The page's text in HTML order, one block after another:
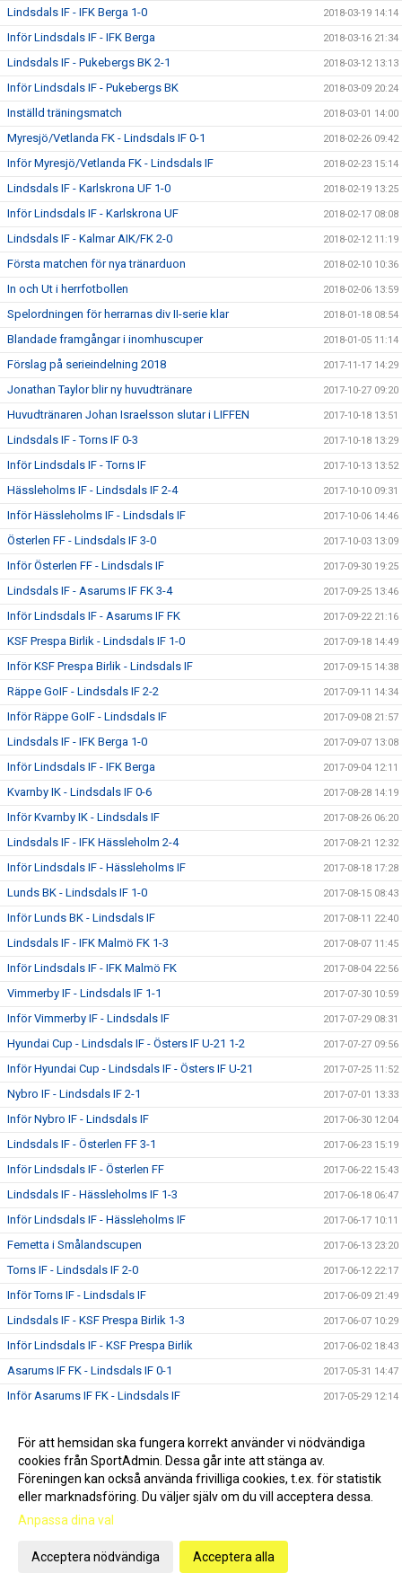
Lindsdals IF - IFK Berga 1-0 2018-03-19 14:14
Inför Lindsdals IF - IFK Berga 2018-03-16 21:34
Lindsdals IF - Pukebergs BK 2-1 2018-03-12 13:13
Inför Lindsdals IF - Pukebergs BK 2018-03-09 20:24
Inställd träningsmatch 2018-03-01 14:00
Myresjö/Vetlanda FK - Lindsdals IF 0-1 2018-02-26 09:42
Inför Myresjö/Vetlanda FK - Lindsdals IF 2018-02-23 15:14
Lindsdals IF - Karlskrona UF 1-0 2018-02-19 13:25
Inför Lindsdals IF - Karlskrona UF 2018-02-17 08:08
Lindsdals IF - Kalmar AIK/FK 2-0 2018-02-12 11:19
Första matchen för nya tränarduon 2018-02-10 10:36
In och Ut i herrfotbollen 2018-02-06 13:59
Spelordningen för herrarnas div II-serie klar 2018-01-18 08:54
Blandade framgångar i inomhuscuper 2018-01-05 11:14
Förslag på serieindelning 2018 2017-11-17 14:29
Jonathan Taylor blir ny huvudtränare 2017-10-27 09:20
Huvudtränaren Johan Israelsson slutar i LIFFEN 2017-10-18 13:51
Lindsdals IF - Torns IF 0-3 2017-10-18 13:29
Inför Lindsdals IF - Torns IF 2017-10-13 13:52
Hässleholms IF - Lindsdals IF 2-4 2017-10-10 09:31
Inför Hässleholms IF - Lindsdals IF 2017-10-06 14:46
Österlen FF - Lindsdals IF 3-0 2017-10-03 13:09
Inför Österlen FF - Lindsdals IF 2017-09-30 19:25
Lindsdals IF - Asarums IF FK 3-4 2017-09-25 13:46
Inför Lindsdals IF - Asarums IF FK 2017-09-22 21:16
KSF Prespa Birlik - Lindsdals IF 1-0 2017-09-18 14:49
Inför KSF Prespa Birlik - Lindsdals IF 2017-09-15 14:38
Räppe GoIF - Lindsdals IF 2-2 2017-09-11 14:34
Inför Räppe GoIF - Lindsdals IF 2017-09-08 21:57
Lindsdals IF - IFK Berga 1-0 2017-09-07 13:08
Inför Lindsdals IF - IFK Berga 2017-09-04 12:11
Kvarnby IK - Lindsdals IF 0-6 2017-08-28 14:19
Inför Kvarnby IK - Lindsdals IF 2017-08-26 06:20
Lindsdals IF - IFK Hässleholm 2-4 2017-08-21 12:32
Inför Lindsdals IF - Hässleholms IF 2017-08-18 17:28
Lunds BK - Lindsdals IF 1-0 2017-08-15 08:43
Inför Lunds BK - Lindsdals IF 2017-08-11 22:40
Lindsdals IF - IFK Malmö FK 1-3 2017-08-07 11:45
Inför Lindsdals IF - IFK Malmö FK 2017-08-04 22:56
Vimmerby IF - Lindsdals IF 1-1 2017-07-30 10:59
Inför Vimmerby IF - Lindsdals IF 2017-07-29 08:31
Hyundai Cup - Lindsdals IF - Östers IF U-21 1-2 2017-07-27 09:56
Inför Hyundai Cup - Lindsdals IF - Östers IF U-21 2017-07-25 11:52
Nybro IF - Lindsdals IF 2-1 2017-07-01 13:33
Inför Nybro IF - Lindsdals IF 2017-06-30 12:04
Lindsdals IF - Österlen FF 3-1 2017-06-23 15:19
Inför Lindsdals IF - Österlen FF 2017-06-22 15:43
Lindsdals IF - Hässleholms IF 1-3 2017-06-18 06:47
Inför Lindsdals IF - Hässleholms IF 2017-06-17 10:11
Femetta i Smålandscupen 2017-06-13 23:20
Torns IF - Lindsdals IF 2-0 2017-06-12 22:17
Inför Torns IF - Lindsdals IF 2017-06-09 21:49
Lindsdals IF - KSF Prespa Birlik 1-3 2017-06-07 10:29
Inför Lindsdals IF - KSF Prespa Birlik 2017-06-02 18:43
Asarums IF FK - Lindsdals IF 0-1 2017-05-31 14:47
Inför Asarums IF FK - Lindsdals IF 2017-05-29 12:14
Inför Lindsdals IF - Räppe GoIF 2017-05-24 12:26
IFK Berga - Lindsdals IF 2-0 2017-05-23 09:25
Inför IFK Berga - Lindsdals IF 2017-05-19 16:09
Lindsdals IF - Kvarnby IK 5-1
För att hemsidan ska fungera korrekt använder vi nödvändiga
cookies från SportAdmin. Dessa går inte att stänga av.
Föreningen kan också använda frivilliga cookies, t.ex. för statistik
eller marknadsföring. Du väljer själv om du vill acceptera dessa.
Anpassa dina val
Acceptera nödvändiga Acceptera alla